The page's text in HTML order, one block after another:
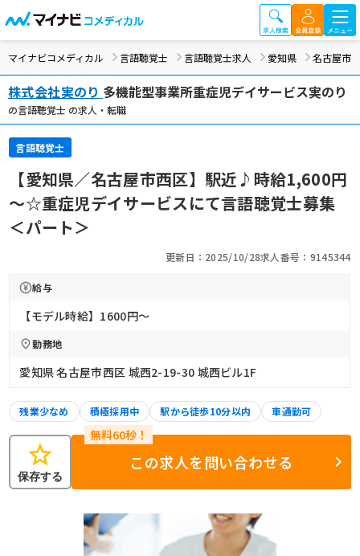
マイナビコメディカル 言語聴覚士 言語聴覚士求人 愛知県 名古屋市
株式会社実のり 多機能型事業所重症児デイサービス実のり
の言語聴覚士 の求人・転職
言語聴覚士
【愛知県／名古屋市西区】駅近♪時給1,600円
～☆重症児デイサービスにて言語聴覚士募集
＜パート＞
更新日：2025/10/28求人番号：9145344
給与
【モデル時給】1600円〜
勤務地
愛知県 名古屋市西区 城西2-19-30 城西ビル1F
残業少なめ 積極採用中 駅から徒歩10分以内 車通勤可
star
保存する
この求人を問い合わせる